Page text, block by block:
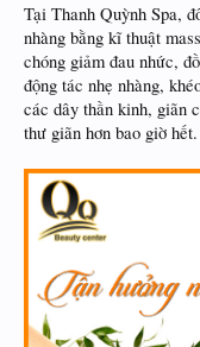
Tại Thanh Quỳnh Spa,
nhàng bằng kĩ thuật
chóng giảm đau nhức,
động tác nhẹ nhàng,
các dây thần kinh, giãn
thư giãn hơn bao giờ hết.